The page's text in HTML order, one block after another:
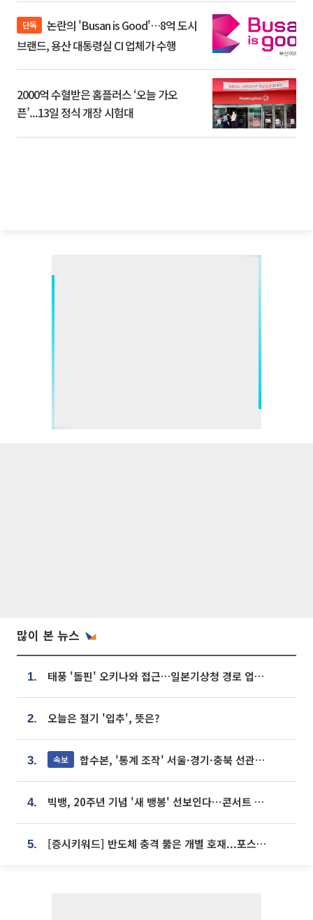
단독
브랜드, 용산 대통령실 CI 업체가 수행
2000억 수혈받은 홈플러스 ‘오늘 가오
픈’...13일 정식 개장 시험대
많이 본 뉴스
1. 태풍 '돌핀' 오키나와 접근…일본기상청 경로 업데이트
2. 오늘은 절기 '입추', 뜻은?
3. 속보 합수본, '통계 조작' 서울·경기·충북 선관위 등 추가 압수수색
4. 빅뱅, 20주년 기념 '새 뱅봉' 선보인다⋯콘서트 앞두고 팝업 개최
5. [증시키워드] 반도체 충격 뚫은 개별 호재...포스코퓨처엠·에코프로·한화솔루션 '눈길'